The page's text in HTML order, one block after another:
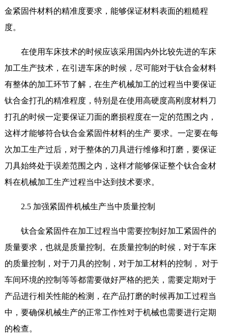
金紧固件材料的精准度要求，能够保证材料表面的粗糙程
度。
在使用车床技术的时候应该采用国内外比较先进的车床
加工生产技术，在引进车床的时候，尽可能对于钛合金材料
有整体的加工环节了解，在生产机械加工的过程当中要保证
钛合金打孔的精准程度，特别是在使用高硬度高刚度材料刀
打孔的时候一定要保证刀面的磨损程度在一定的范围之内，
这样才能够符合钛合金紧固件材料的生产 要求。一定要在每
次加工生产过后，对于整体的刀具进行维修和打磨，要保证
刀具始终处于误差范围之内，这样才能够保证整个钛合金材
料在机械加工生产过程当中达到技术要求。
2.5 加强紧固件机械生产当中质量控制
钛合金紧固件在加工过程当中需要控制好加工紧固件的
质量要求，也就是质量控制。在质量控制的时候，对于车床
的质量控制，对于刀具的控制，对于加工材料的控制， 对于
车间环境的控制等等都需要做好严格的把关，需要定期对于
产品进行相关性能的检测，在产品打磨的时候再加工过程当
中，要确保机械生产的正常工作性对于机械也需要进行定期
的检查。